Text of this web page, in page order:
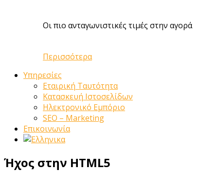
Οι πιο ανταγωνιστικές τιμές στην αγορά
Περισσότερα
Υπηρεσίες
Εταιρική Ταυτότητα
Κατασκευή Ιστοσελίδων
Ηλεκτρονικό Εμπόριο
SEO – Marketing
Επικοινωνία
Ήχος στην HTML5